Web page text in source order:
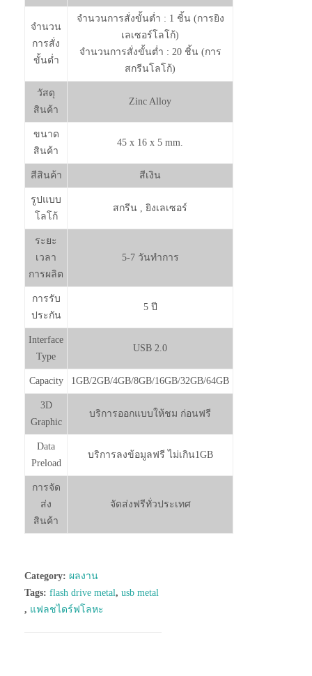
จำนวน
การสั่ง
ขั้นต่ำ
จำนวนการสั่งขั้นต่ำ : 1 ชิ้น (การยิง
เลเซอร์โลโก้)
จำนวนการสั่งขั้นต่ำ : 20 ชิ้น (การ
สกรีนโลโก้)
วัสดุ
สินค้า
Zinc Alloy
ขนาด
สินค้า
45 x 16 x 5 mm.
สีสินค้า สีเงิน
รูปแบบ
โลโก้
สกรีน , ยิงเลเซอร์
ระยะ
เวลา
การผลิต
5-7 วันทำการ
การรับ
ประกัน
5 ปี
Interface
Type
USB 2.0
Capacity 1GB/2GB/4GB/8GB/16GB/32GB/64GB
3D
Graphic
บริการออกแบบให้ชม ก่อนฟรี
Data
Preload
บริการลงข้อมูลฟรี ไม่เกิน1GB
การจัด
ส่ง
สินค้า
จัดส่งฟรีทั่วประเทศ
Category: ผลงาน
Tags: flash drive metal, usb metal
, แฟลชไดร์ฟโลหะ